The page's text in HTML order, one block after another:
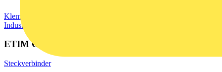
Klemmen, Steckverbinder & Verbindungselemente
Industriesteckverbinder
ETIM Group
Steckverbinder